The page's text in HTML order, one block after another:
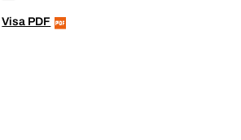
Visa PDF